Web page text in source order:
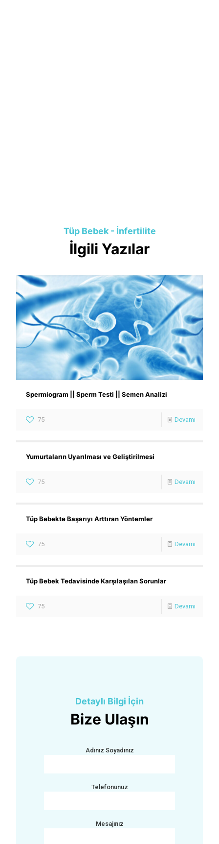
Tüp Bebek - İnfertilite
İlgili Yazılar
Spermiogram || Sperm Testi || Semen Analizi
75 Devamı
Yumurtaların Uyarılması ve Geliştirilmesi
75 Devamı
Tüp Bebekte Başarıyı Arttıran Yöntemler
75 Devamı
Tüp Bebek Tedavisinde Karşılaşılan Sorunlar
75 Devamı
Detaylı Bilgi İçin
Bize Ulaşın
Adınız Soyadınız
Telefonunuz
Mesajınız